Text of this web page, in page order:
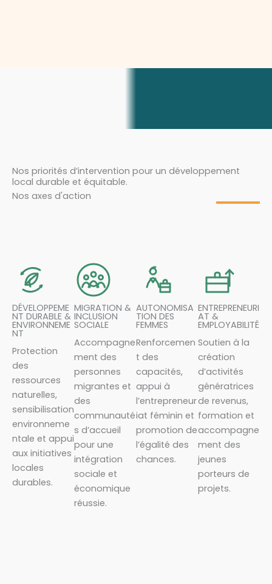
Nos priorités d’intervention pour un développement
local durable et équitable.
Nos axes d'action
DÉVELOPPEME
NT DURABLE &
ENVIRONNEME
NT
Protection
des
ressources
naturelles,
sensibilisation
environneme
ntale et appui
aux initiatives
locales
durables.
MIGRATION &
INCLUSION
SOCIALE
Accompagne
ment des
personnes
migrantes et
des
communauté
s d’accueil
pour une
intégration
sociale et
économique
réussie.
AUTONOMISA
TION DES
FEMMES
Renforcemen
t des
capacités,
appui à
l’entrepreneur
iat féminin et
promotion de
l’égalité des
chances.
ENTREPRENEURI
AT &
EMPLOYABILITÉ
Soutien à la
création
d’activités
génératrices
de revenus,
formation et
accompagne
ment des
jeunes
porteurs de
projets.